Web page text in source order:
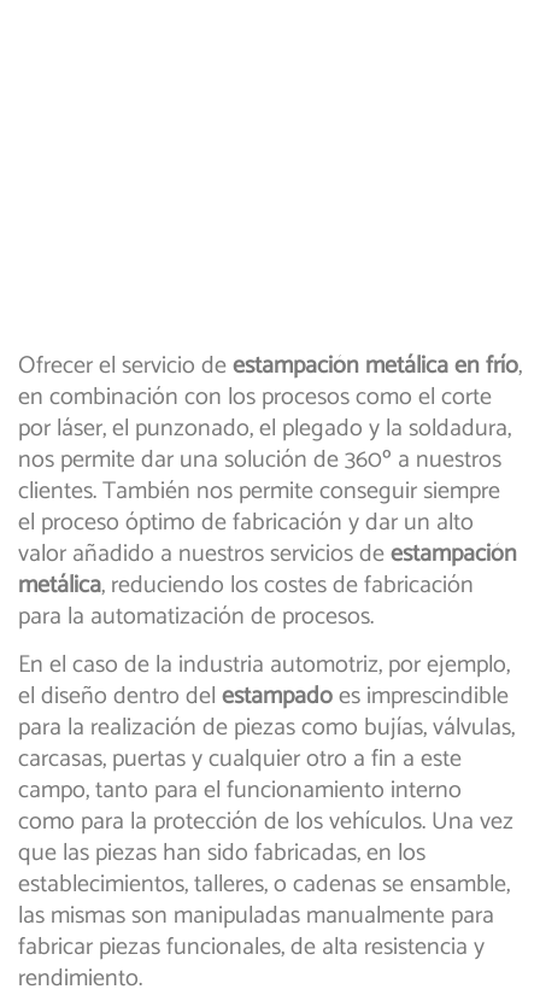
Ofrecer el servicio deestampación metálica en frío,
en combinación con los procesos como el corte
por láser, el punzonado, el plegado y la soldadura,
nos permite dar una solución de 360º a nuestros
clientes. También nos permite conseguir siempre
el proceso óptimo de fabricación y dar un alto
valor añadido a nuestros servicios deestampación
metálica, reduciendo los costes de fabricación
para la automatización de procesos.
En el caso de la industria automotriz, por ejemplo,
el diseño dentro delestampadoes imprescindible
para la realización de piezas como bujías, válvulas,
carcasas, puertas y cualquier otro a fin a este
campo, tanto para el funcionamiento interno
como para la protección de los vehículos. Una vez
que las piezas han sido fabricadas, en los
establecimientos, talleres, o cadenas se ensamble,
las mismas son manipuladas manualmente para
fabricar piezas funcionales, de alta resistencia y
rendimiento.